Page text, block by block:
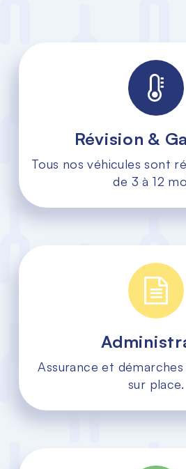
Révision &
Tous nos véhicules sont
de 3 à 12
Assurance et
sur place.